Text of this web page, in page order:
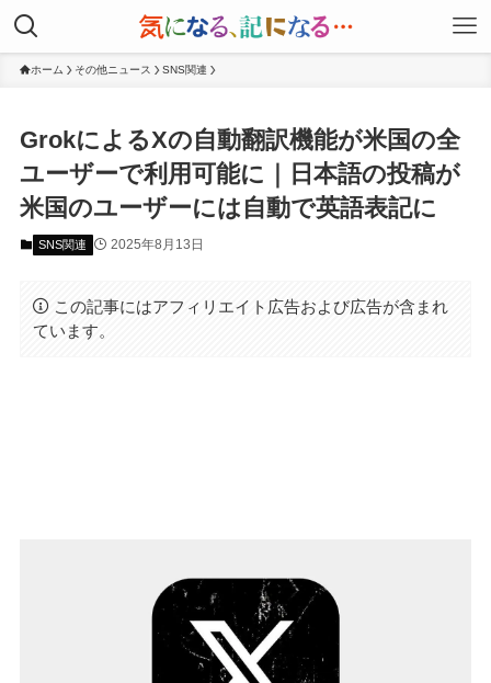
ホーム その他ニュース SNS関連
GrokによるXの自動翻訳機能が米国の全
ユーザーで利用可能に｜日本語の投稿が
米国のユーザーには自動で英語表記に
SNS関連 2025年8月13日
この記事にはアフィリエイト広告および広告が含まれ
ています。